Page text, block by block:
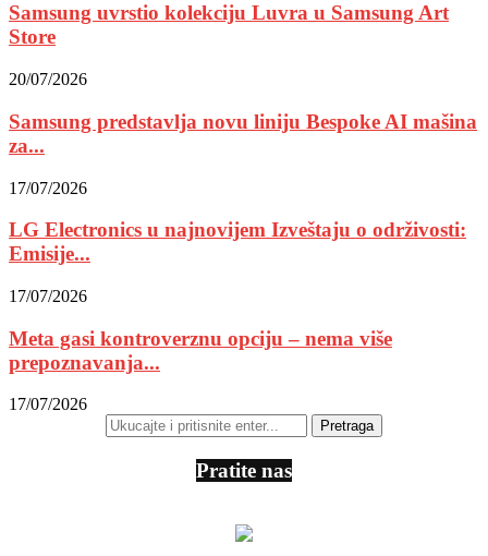
Samsung uvrstio kolekciju Luvra u Samsung Art
Store
20/07/2026
Samsung predstavlja novu liniju Bespoke AI mašina
za...
17/07/2026
LG Electronics u najnovijem Izveštaju o održivosti:
Emisije...
17/07/2026
Meta gasi kontroverznu opciju – nema više
prepoznavanja...
17/07/2026
Pratite nas